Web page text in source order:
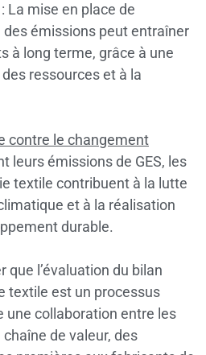
: La mise en place de
émissions peut entraîner
à long terme, grâce à une
ressources et à la
contre le changement
leurs émissions de GES, les
textile contribuent à la lutte
et à la réalisation
durable.
l’évaluation du bilan
textile est un processus
une collaboration entre les
de valeur, des